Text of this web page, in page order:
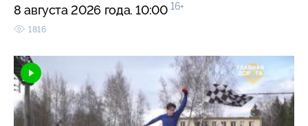
8 августа 2026 года. 10:00 16+
1816